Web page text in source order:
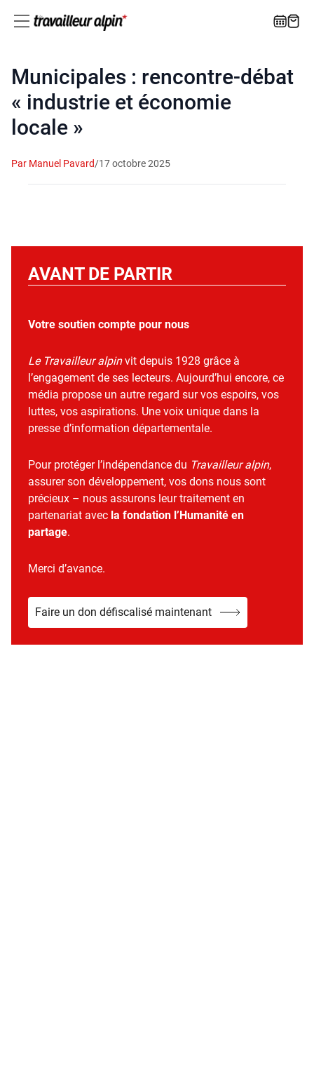
Municipales : rencontre-débat
« industrie et économie
locale »
Par Manuel Pavard/17 octobre 2025
AVANT DE PARTIR
Votre soutien compte pour nous
Le Travailleur alpinvit depuis 1928 grâce à
l’engagement de ses lecteurs. Aujourd’hui encore, ce
média propose un autre regard sur vos espoirs, vos
luttes, vos aspirations. Une voix unique dans la
presse d’information départementale.
Pour protéger l’indépendance du Travailleur alpin,
assurer son développement, vos dons nous sont
précieux – nous assurons leur traitement en
partenariat avec la fondation l’Humanité en
partage.
Merci d’avance.
Faire un don défiscalisé maintenant